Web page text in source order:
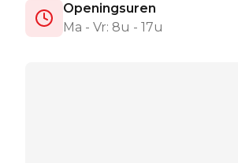
Openingsuren
Ma - Vr: 8u - 17u